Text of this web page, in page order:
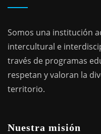
Somos una institución
intercultural e
través de programas
respetan y valoran la
territorio.
Nuestra misión